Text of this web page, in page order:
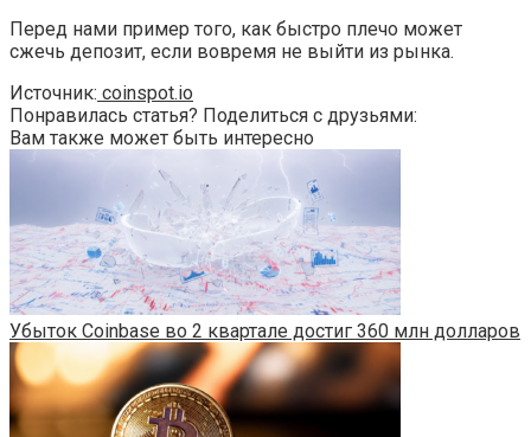
Перед нами пример того, как быстро плечо может
сжечь депозит, если вовремя не выйти из рынка.
Источник: coinspot.io
Понравилась статья? Поделиться с друзьями:
Вам также может быть интересно
Убыток Coinbase во 2 квартале достиг 360 млн долларов